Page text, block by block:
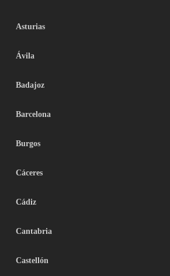
Asturias
Ávila
Badajoz
Barcelona
Burgos
Cáceres
Cádiz
Cantabria
Castellón